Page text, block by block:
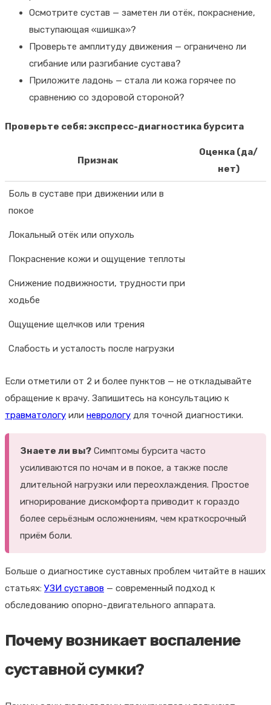
Осмотрите сустав — заметен ли отёк, покраснение,
выступающая «шишка»?
Проверьте амплитуду движения — ограничено ли
сгибание или разгибание сустава?
Приложите ладонь — стала ли кожа горячее по
сравнению со здоровой стороной?
Проверьте себя: экспресс-диагностика бурсита
Признак
Оценка (да/
нет)
Боль в суставе при движении или в
покое
Локальный отёк или опухоль
Покраснение кожи и ощущение теплоты
Снижение подвижности, трудности при
ходьбе
Ощущение щелчков или трения
Слабость и усталость после нагрузки
Если отметили от 2 и более пунктов — не откладывайте
обращение к врачу. Запишитесь на консультацию к
травматологу или неврологу для точной диагностики.
Знаете ли вы? Симптомы бурсита часто
усиливаются по ночам и в покое, а также после
длительной нагрузки или переохлаждения. Простое
игнорирование дискомфорта приводит к гораздо
более серьёзным осложнениям, чем краткосрочный
приём боли.
Больше о диагностике суставных проблем читайте в наших
статьях:УЗИ суставов — современный подход к
обследованию опорно-двигательного аппарата.
Почему возникает воспаление
суставной сумки?